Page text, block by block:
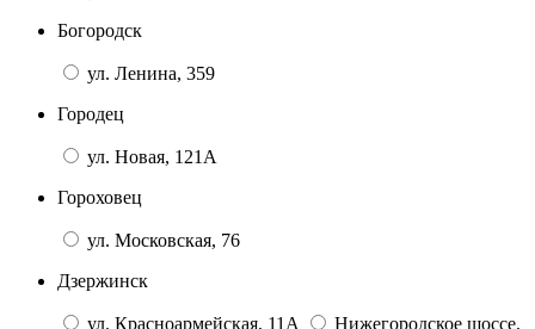
Богородск
ул. Ленина, 359
Городец
ул. Новая, 121А
Гороховец
ул. Московская, 76
Дзержинск
ул. Красноармейская, 11А
Нижегородское шоссе,